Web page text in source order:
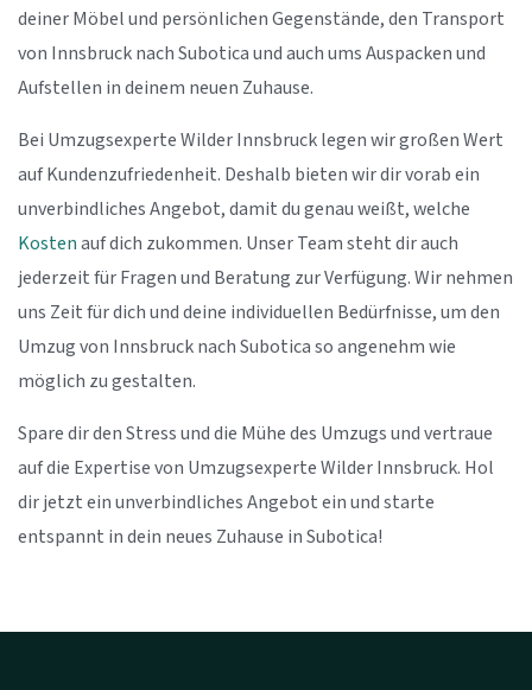
deiner Möbel und persönlichen Gegenstände, den Transport
von Innsbruck nach Subotica und auch ums Auspacken und
Aufstellen in deinem neuen Zuhause.
Bei Umzugsexperte Wilder Innsbruck legen wir großen Wert
auf Kundenzufriedenheit. Deshalb bieten wir dir vorab ein
unverbindliches Angebot, damit du genau weißt, welche
Kostenauf dich zukommen. Unser Team steht dir auch
jederzeit für Fragen und Beratung zur Verfügung. Wir nehmen
uns Zeit für dich und deine individuellen Bedürfnisse, um den
Umzug von Innsbruck nach Subotica so angenehm wie
möglich zu gestalten.
Spare dir den Stress und die Mühe des Umzugs und vertraue
auf die Expertise von Umzugsexperte Wilder Innsbruck. Hol
dir jetzt ein unverbindliches Angebot ein und starte
entspannt in dein neues Zuhause in Subotica!